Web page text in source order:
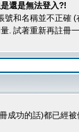
還是無法登入?!
號和名稱並不正確
. 試著重新再註冊
成功的話)都已經